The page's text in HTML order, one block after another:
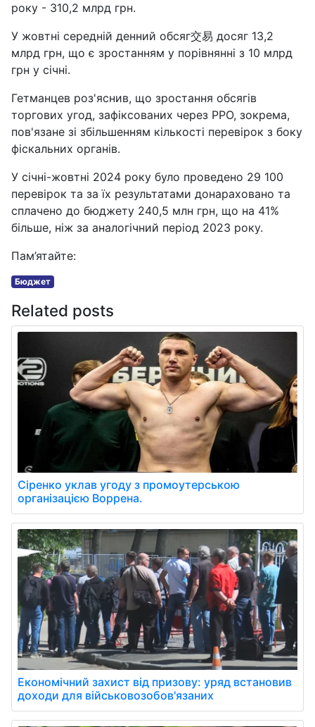
року - 310,2 млрд грн.
У жовтні середній денний обсяг交易 досяг 13,2
млрд грн, що є зростанням у порівнянні з 10 млрд
грн у січні.
Гетманцев роз'яснив, що зростання обсягів
торгових угод, зафіксованих через РРО, зокрема,
пов'язане зі збільшенням кількості перевірок з боку
фіскальних органів.
У січні-жовтні 2024 року було проведено 29 100
перевірок та за їх результатами донараховано та
сплачено до бюджету 240,5 млн грн, що на 41%
більше, ніж за аналогічний період 2023 року.
Пам’ятайте:
Бюджет
Related posts
Сіренко уклав угоду з промоутерською
організацією Воррена.
Економічний захист від призову: уряд встановив
доходи для військовозобов'язаних